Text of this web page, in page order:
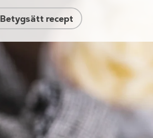
Betygsätt recept